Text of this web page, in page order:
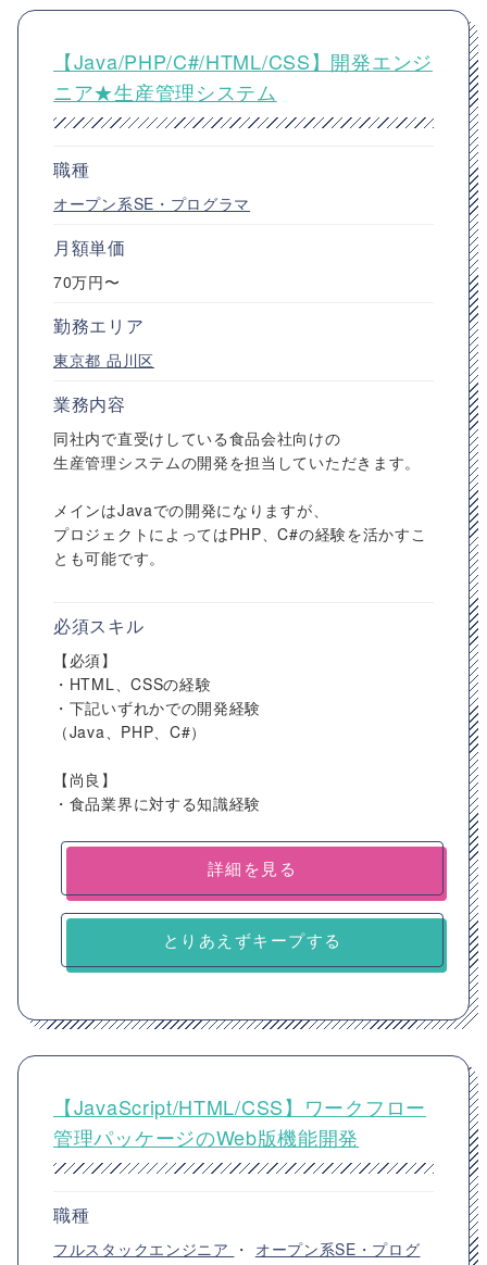
【Java/PHP/C#/HTML/CSS】開発エンジ
ニア★生産管理システム
職種
オープン系SE・プログラマ
月額単価
70万円〜
勤務エリア
東京都 品川区
業務内容
同社内で直受けしている食品会社向けの
生産管理システムの開発を担当していただきます。
メインはJavaでの開発になりますが、
プロジェクトによってはPHP、C#の経験を活かすこ
とも可能です。
必須スキル
【必須】
・HTML、CSSの経験
・下記いずれかでの開発経験
（Java、PHP、C#）
【尚良】
・食品業界に対する知識経験
詳細を見る
とりあえずキープする
【JavaScript/HTML/CSS】ワークフロー
管理パッケージのWeb版機能開発
職種
フルスタックエンジニア ・ オープン系SE・プログ